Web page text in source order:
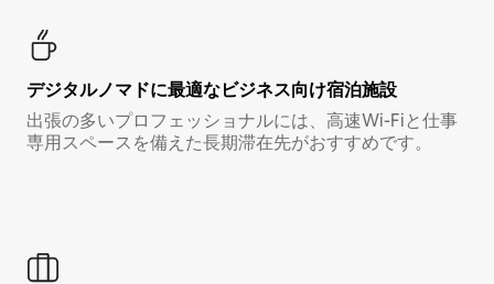
デジタルノマド⁠に最⁠適⁠なビ⁠ジ⁠ネ⁠ス⁠向⁠け宿⁠泊⁠施⁠設
出張の多いプロフェッショナルには、高速Wi-Fiと仕事
専用スペースを備えた長期滞在先がおすすめです。